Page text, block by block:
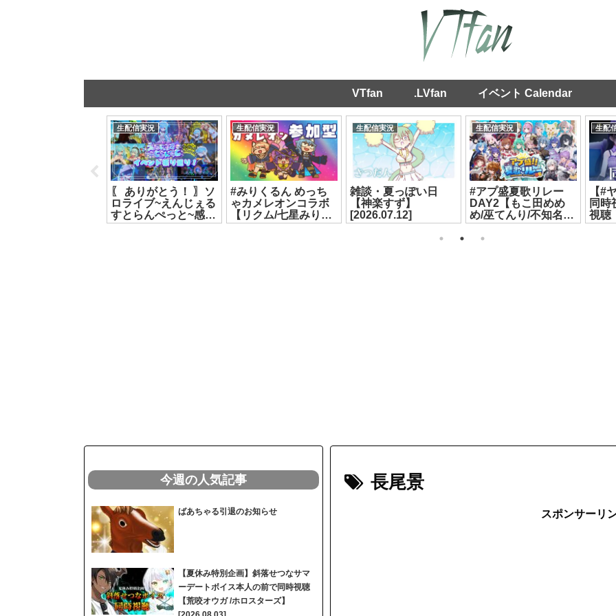
VTfan .LVfan イベント Calendar
生配信実況
〖 ありがとう！ 〗ソ
ロライブ~えんじぇる
すとらんぺっと~感想
戦┊どっとライブ #
生配信実況
#みりくるん めっち
ゃカメレオンコラボ
【リクム/七星みりり/
ルルン・ルルリカ】
生配信実況
雑談・夏っぽい日
【神楽すず】
[2026.07.12]
生配信実況
#アプ盛夏歌リレー
DAY2【もこ田めめ
め/巫てんり/不知名イ
ヲ/リクム/春雨麗女】
[2026.07.20]
生配
【#
同時
視聴
🩵【
長尾景
スポンサーリ
今週の人気記事
ばあちゃる引退のお知らせ
【夏休み特別企画】斜落せつなサマ
ーデートボイス本人の前で同時視聴
【荒咬オウガ /ホロスターズ】